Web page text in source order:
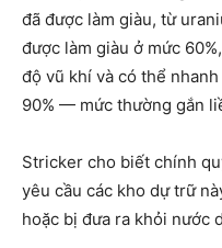
đã được làm giàu, từ
được làm giàu ở mức
độ vũ khí và có thể
90% — mức thường gắn
Stricker cho biết chính
yêu cầu các kho dự trữ
hoặc bị đưa ra khỏi nước